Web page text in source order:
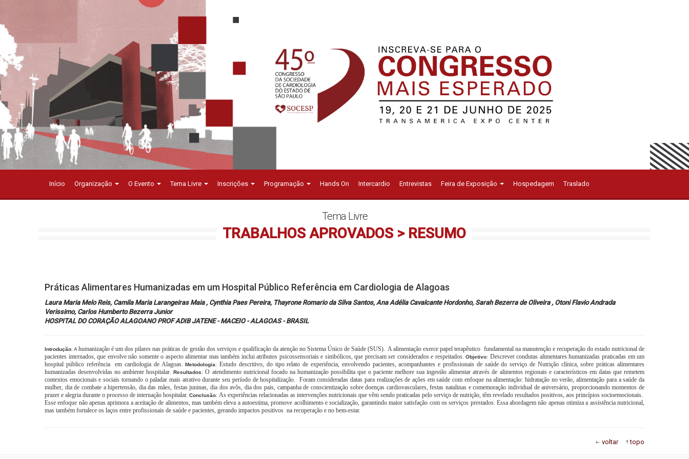
Início Organização O Evento Tema Livre Inscrições Programação Hands On Intercardio Entrevistas Feira de Exposição Hospedagem Traslado
Tema Livre
TRABALHOS APROVADOS > RESUMO
Práticas Alimentares Humanizadas em um Hospital Público Referência em Cardiologia de Alagoas
Laura Maria Melo Reis, Camila Maria Larangeiras Maia , Cynthia Paes Pereira, Thayrone Romario da Silva Santos, Ana Adélia Cavalcante Hordonho, Sarah Bezerra de Oliveira , Otoni Flavio Andrada
Verissimo, Carlos Humberto Bezerra Junior
HOSPITAL DO CORAÇÃO ALAGOANO PROF ADIB JATENE - MACEIO - ALAGOAS - BRASIL
Introdução: A humanização é um dos pilares nas práticas de gestão dos serviços e qualificação da atenção no Sistema Único de Saúde (SUS). A alimentação exerce papel terapêutico fundamental na manutenção e recuperação do estado nutricional de
pacientes internados, que envolve não somente o aspecto alimentar mas também inclui atributos psicossensoriais e simbólicos, que precisam ser considerados e respeitados.Objetivo: Descrever condutas alimentares humanizadas praticadas em um
hospital público referência
em cardiologia de Alagoas.Metodologia: Estudo descritivo, do tipo relato de experiência, envolvendo pacientes, acompanhantes e profissionais de saúde do serviço de Nutrição clínica, sobre práticas alimentares
humanizadas desenvolvidas no ambiente hospitalar .Resultados:O atendimento nutricional focado na humanização possibilita que o paciente melhore sua ingestão alimentar através de alimentos regionais e característicos em datas que remetem
contextos emocionais e sociais tornando o paladar mais atrativo durante seu período de hospitalização.
Foram consideradas datas para realizações de ações em saúde com enfoque na alimentação: hidratação no verão, alimentação para a saúde da
mulher, dia de combate a hipertensão, dia das mães, festas juninas, dia dos avôs, dia dos pais, campanha de conscientização sobre doenças cardiovasculares, festas natalinas e comemoração individual de aniversário, proporcionando momentos de
prazer e alegria durante o processo de internação hospitalar. Conclusão: As experiências relacionadas as intervenções nutricionais que vêm sendo praticadas pelo serviço de nutrição, têm revelado resultados positivos, aos princípios socioemocionais.
Esse enfoque não apenas aprimora a aceitação de alimentos, mas também eleva a autoestima, promove acolhimento e socialização, garantindo maior satisfação com os serviços prestados. Essa abordagem não apenas otimiza a assistência nutricional,
mas também fortalece os laços entre profissionais de saúde e pacientes, gerando impactos positivos na recuperação e no bem-estar.
voltar topo